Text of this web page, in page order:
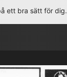
ett bra sätt för dig.